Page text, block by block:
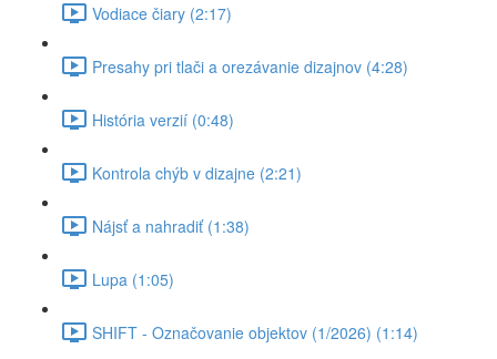
Vodiace čiary (2:17)
Presahy pri tlači a orezávanie dizajnov (4:28)
História verzií (0:48)
Kontrola chýb v dizajne (2:21)
Nájsť a nahradiť (1:38)
Lupa (1:05)
SHIFT - Označovanie objektov (1/2026) (1:14)